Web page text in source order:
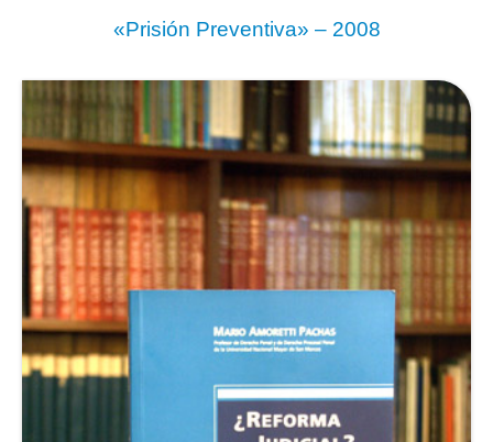
«Prisión Preventiva» – 2008